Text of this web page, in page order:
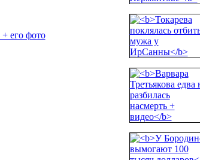
его фото